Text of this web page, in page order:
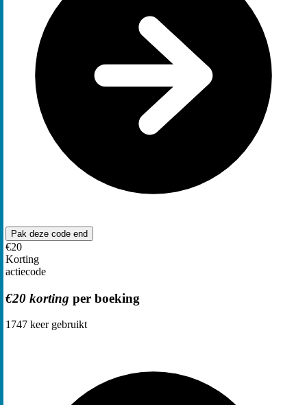
Pak deze code end
€20
Korting
actiecode
€20 korting per boeking
1747 keer gebruikt